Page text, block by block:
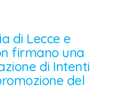
di Lecce e
firmano una
di Intenti
del